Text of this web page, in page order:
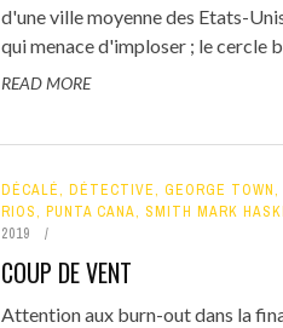
d'une ville moyenne des Etats-
qui menace d'imploser ; le cercle
READ MORE
DÉCALÉ, DÉTECTIVE, GEORGE TOWN,
RIOS, PUNTA CANA, SMITH MARK
2019
COUP DE VENT
Attention aux burn-out dans la